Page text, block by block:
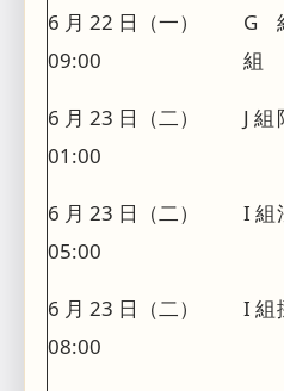
6 月 22 日（一）
09:00
G
組
6 月 23 日（二）
01:00
J 組
6 月 23 日（二）
05:00
I 組
6 月 23 日（二）
08:00
I 組